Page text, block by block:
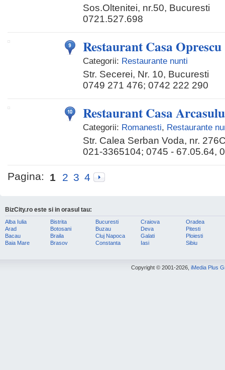
Sos.Oltenitei, nr.50, Bucuresti
0721.527.698
Restaurant Casa Oprescu
Categorii: Restaurante nunti
Str. Secerei, Nr. 10, Bucuresti
0749 271 476; 0742 222 290
Restaurant Casa
Categorii: Romanesti, Restaurante
Str. Calea Serban Voda, nr.
021-3365104; 0745 - 67.05.64,
Pagina: 1 2 3 4
BizCity.ro este si in orasul tau:
Alba Iulia
Arad
Bacau
Baia Mare
Bistrita
Botosani
Braila
Brasov
Bucuresti
Buzau
Cluj Napoca
Constanta
Craiova
Deva
Galati
Iasi
Oradea
Pitesti
Ploiesti
Sibiu
Copyright © 2001-2026, iMedia Plus